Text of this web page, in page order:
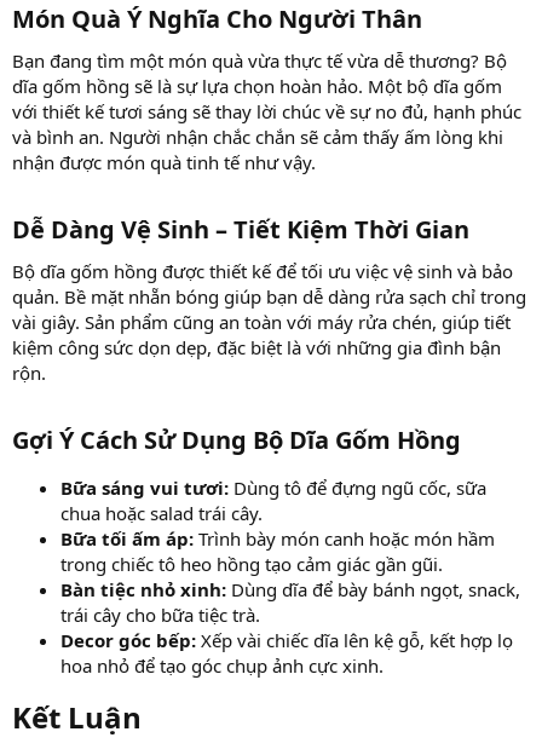
Món Quà Ý Nghĩa Cho Người Thân
Bạn đang tìm một món quà vừa thực tế vừa dễ thương? Bộ
dĩa gốm hồng sẽ là sự lựa chọn hoàn hảo. Một bộ dĩa gốm
với thiết kế tươi sáng sẽ thay lời chúc về sự no đủ, hạnh phúc
và bình an. Người nhận chắc chắn sẽ cảm thấy ấm lòng khi
nhận được món quà tinh tế như vậy.
Dễ Dàng Vệ Sinh – Tiết Kiệm Thời Gian
Bộ dĩa gốm hồng được thiết kế để tối ưu việc vệ sinh và bảo
quản. Bề mặt nhẵn bóng giúp bạn dễ dàng rửa sạch chỉ trong
vài giây. Sản phẩm cũng an toàn với máy rửa chén, giúp tiết
kiệm công sức dọn dẹp, đặc biệt là với những gia đình bận
rộn.
Gợi Ý Cách Sử Dụng Bộ Dĩa Gốm Hồng
Bữa sáng vui tươi: Dùng tô để đựng ngũ cốc, sữa
chua hoặc salad trái cây.
Bữa tối ấm áp: Trình bày món canh hoặc món hầm
trong chiếc tô heo hồng tạo cảm giác gần gũi.
Bàn tiệc nhỏ xinh: Dùng dĩa để bày bánh ngọt, snack,
trái cây cho bữa tiệc trà.
Decor góc bếp: Xếp vài chiếc dĩa lên kệ gỗ, kết hợp lọ
hoa nhỏ để tạo góc chụp ảnh cực xinh.
Kết Luận​